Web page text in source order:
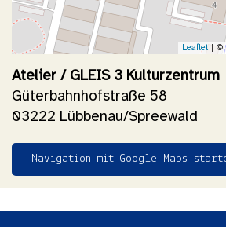
Leaflet | ©
Atelier / GLEIS 3 Kulturzentrum
Güterbahnhofstraße 58
03222 Lübbenau/Spreewald
Navigation mit Google-Maps